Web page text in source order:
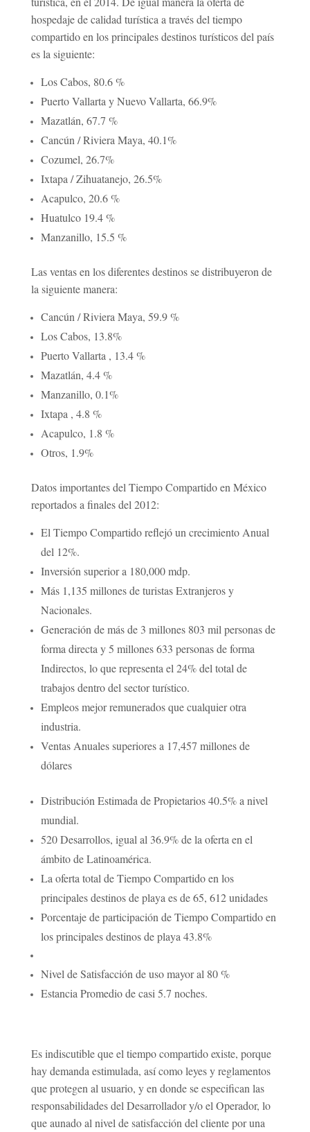
hospedaje de calidad turística a través del tiempo
compartido en los principales destinos turísticos del país
es la siguiente:
Los Cabos, 80.6 %
Puerto Vallarta y Nuevo Vallarta, 66.9%
Mazatlán, 67.7 %
Cancún / Riviera Maya, 40.1%
Cozumel, 26.7%
Ixtapa / Zihuatanejo, 26.5%
Acapulco, 20.6 %
Huatulco 19.4 %
Manzanillo, 15.5 %
Las ventas en los diferentes destinos se distribuyeron de
la siguiente manera:
Cancún / Riviera Maya, 59.9 %
Los Cabos, 13.8%
Puerto Vallarta , 13.4 %
Mazatlán, 4.4 %
Manzanillo, 0.1%
Ixtapa , 4.8 %
Acapulco, 1.8 %
Otros, 1.9%
Datos importantes del Tiempo Compartido en México
reportados a finales del 2012:
El Tiempo Compartido reflejó un crecimiento Anual
del 12%.
Inversión superior a 180,000 mdp.
Más 1,135 millones de turistasExtranjeros y
Nacionales.
Generación de más de 3 millones 803 mil personas de
forma directa y5 millones 633 personas de forma
Indirectos, lo que representa el 24% del total de
trabajos dentro del sector turístico.
Empleos mejor remunerados que cualquier otra
industria.
Ventas Anuales superiores a 17,457 millones de
dólares
Distribución Estimada de Propietarios40.5%a nivel
mundial.
520 Desarrollos, igual al 36.9%de la oferta en el
ámbito de Latinoamérica.
La oferta total de Tiempo Compartido en los
principales destinos de playa es de 65, 612 unidades
Porcentaje de participación de Tiempo Compartido en
los principales destinos de playa 43.8%
Nivel de Satisfacción de uso mayor al 80 %
Estancia Promedio de casi 5.7 noches.
Es indiscutible que el tiempo compartido existe, porque
hay demanda estimulada, así como leyes y reglamentos
que protegen al usuario, y en donde se especifican las
responsabilidades del Desarrollador y/o el Operador, lo
que aunado al nivel de satisfacción del cliente por una